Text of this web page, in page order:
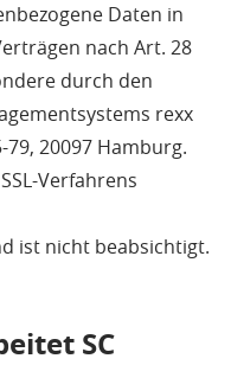
Daten in
nach Art. 28
durch den
rexx
20097 Hamburg.
Verfahrens
ist nicht beabsichtigt.
SC